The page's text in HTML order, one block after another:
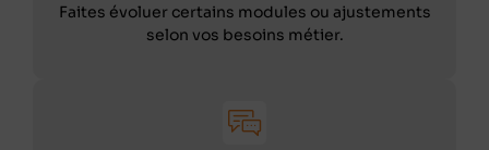
Faites évoluer certains modules ou ajustements
selon vos besoins métier.